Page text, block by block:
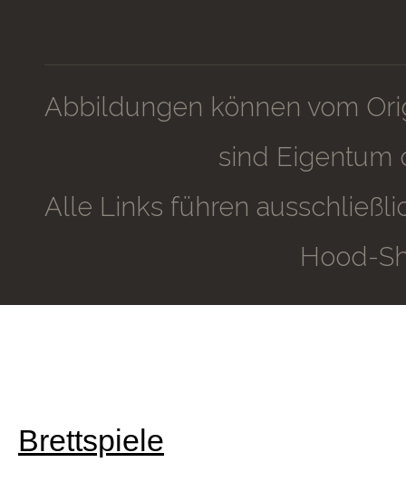
Abbildungen können vom
sind Eigentum
Alle Links führen
Hood-
Brettspiele